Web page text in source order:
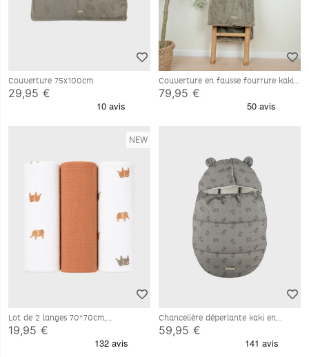
Couverture 75x100cm
29,95 €
Couverture en fausse fourrure kaki
140x200 cm
79,95 €
NEW
Lot de 2 langes 70*70cm,
mousseline de coton
19,95 €
Chancelière déperlante kaki en
sherpa 80x50 cm
59,95 €